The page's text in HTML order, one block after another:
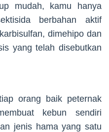
mudah, kamu hanya
berbahan aktif
dimehipo dan
yang telah disebutkan
orang baik peternak
kebun sendiri
jenis hama yang satu